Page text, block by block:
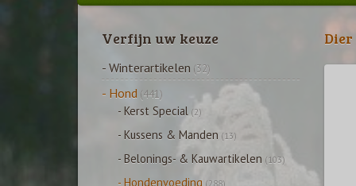
Dier
Verfijn uw keuze
- Winterartikelen (32)
- Hond (441)
- Kerst Special (2)
- Kussens & Manden (13)
- Belonings- & Kauwartikelen (103)
- Hondenvoeding (288)